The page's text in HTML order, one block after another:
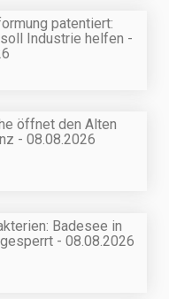
patentiert:
Industrie helfen -
öffnet den Alten
- 08.08.2026
Badesee in
- 08.08.2026